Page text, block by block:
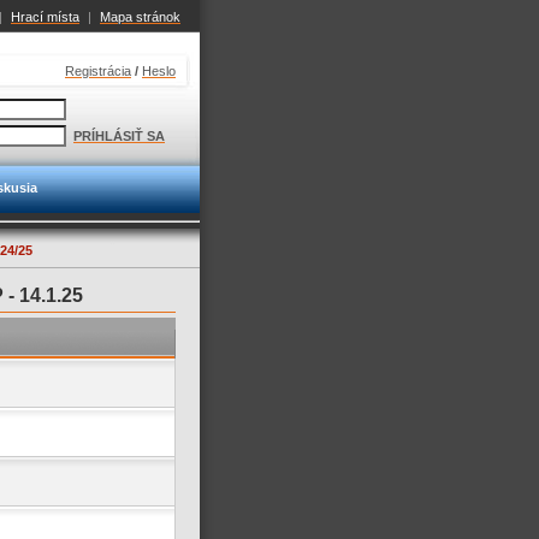
| Hrací místa | Mapa stránok
Registrácia / Heslo
PRÍHLÁSIŤ SA
25
- 14.1.25